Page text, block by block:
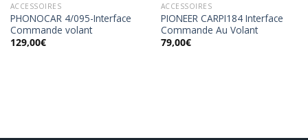
ACCESSOIRES
PHONOCAR 4/095-Interface
Commande volant
129,00€
ACCESSOIRES
PIONEER CARPI184 Interface
Commande Au Volant
79,00€